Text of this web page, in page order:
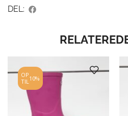
DEL:
OP
TIL10%